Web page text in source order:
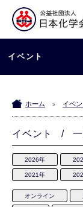
イベント
ホーム > イベン
イベント / 一
2026年
2021年
オンライン